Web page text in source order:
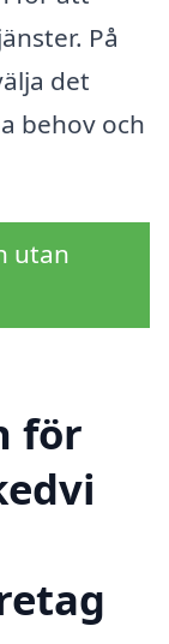
På
det
behov och
utan
för